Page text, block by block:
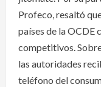
Profeco, resaltó
países de la OCDE
competitivos.
las autoridades
teléfono del